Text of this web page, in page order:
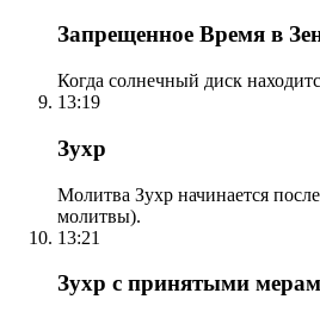
Запрещенное Время в
Когда солнечный диск
13:19
Зухр
Молитва Зухр начинается
молитвы).
13:21
Зухр с принятыми